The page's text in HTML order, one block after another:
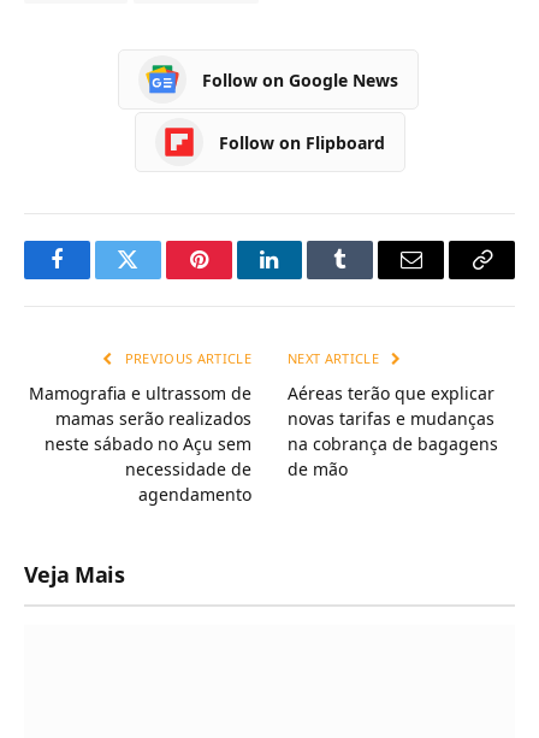
Follow on Google News
Follow on Flipboard
FacebookTwitter PinterestLinkedInTumblr Email
Copy
PREVIOUS ARTICLE
Mamografia e ultrassom de
mamas serão realizados
neste sábado no Açu sem
necessidade de
agendamento
NEXT ARTICLE
Aéreas terão que explicar
novas tarifas e mudanças
na cobrança de bagagens
de mão
Veja Mais